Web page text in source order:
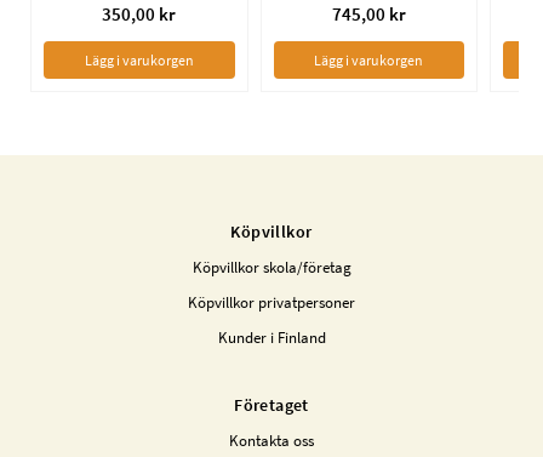
350,00 kr
Lägg i varukorgen
745,00 kr
Lägg i varukorgen
Köpvillkor
Köpvillkor skola/företag
Köpvillkor privatpersoner
Kunder i Finland
Företaget
Kontakta oss